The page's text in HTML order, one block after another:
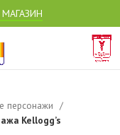
персонажи
Kellogg’s